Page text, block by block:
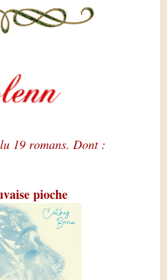
19 romans. Dont :
pioche